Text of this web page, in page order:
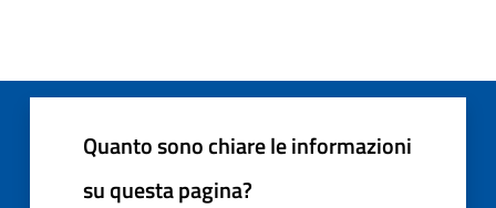
Quanto sono chiare le informazioni
su questa pagina?